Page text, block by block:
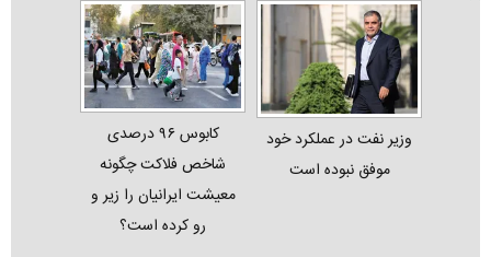
وزیر نفت در عملکرد خود
موفق نبوده است
کابوس ۹۶ درصدی
شاخص فلاکت چگونه
معیشت ایرانیان را زیر و
رو کرده است؟